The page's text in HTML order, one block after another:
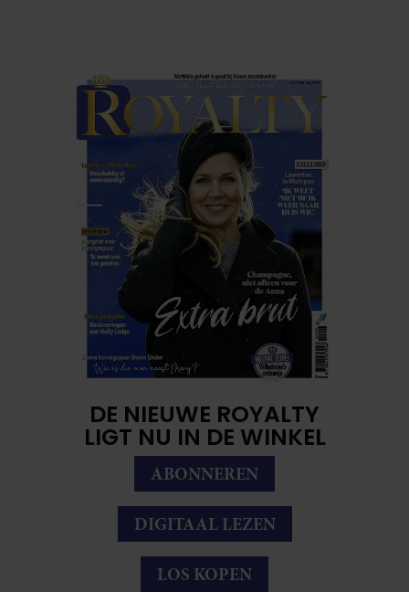
DE NIEUWE ROYALTY
LIGT NU IN DE WINKEL
ABONNEREN
DIGITAAL LEZEN
LOS KOPEN